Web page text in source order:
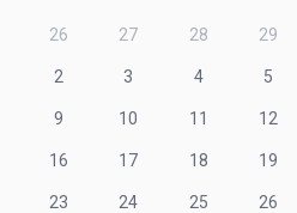
26 27 28 29
2 3 4 5
9 10 11 12
16 17 18 19
23 24 25 26